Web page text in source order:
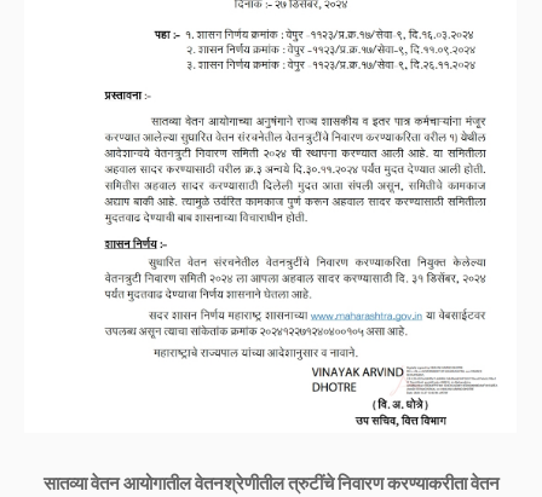
सातव्या वेतन आयोगातील वेतनश्रेणीतील त्रुटींचे निवारण करण्याकरीता वेतन